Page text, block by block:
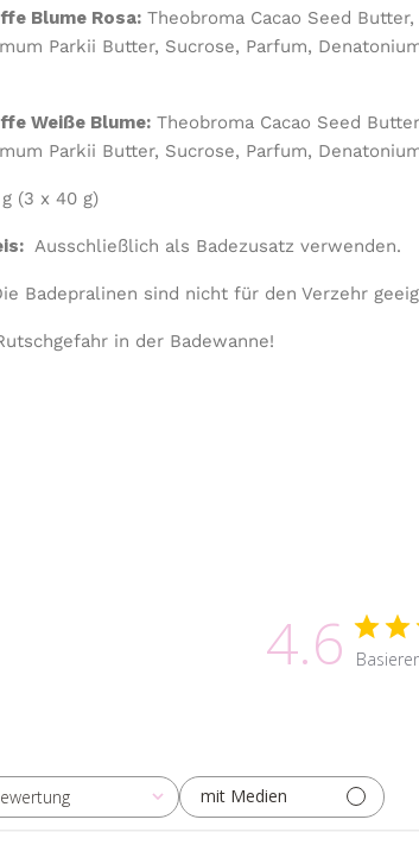
Blume Rosa: Theobroma Cacao Seed
Parkii Butter, Sucrose, Parfum,
Weiße Blume: Theobroma Cacao Seed
Parkii Butter, Sucrose, Parfum,
g (3 x 40 g)
Ausschließlich als Badezusatz verwenden.
Badepralinen sind nicht für den Verzehr
in der Badewanne!
4.6
mit Medien